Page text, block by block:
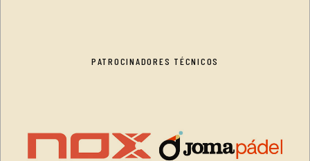
PATROCINADORES TÉCNICOS